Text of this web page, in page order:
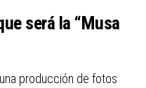
será la “Musa
producción de fotos